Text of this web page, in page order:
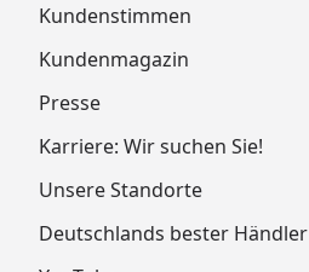
Kundenstimmen
Kundenmagazin
Presse
Karriere: Wir suchen Sie!
Unsere Standorte
Deutschlands bester Händler